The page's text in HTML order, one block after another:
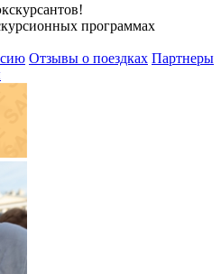
программах
Отзывы о поездках Партнеры